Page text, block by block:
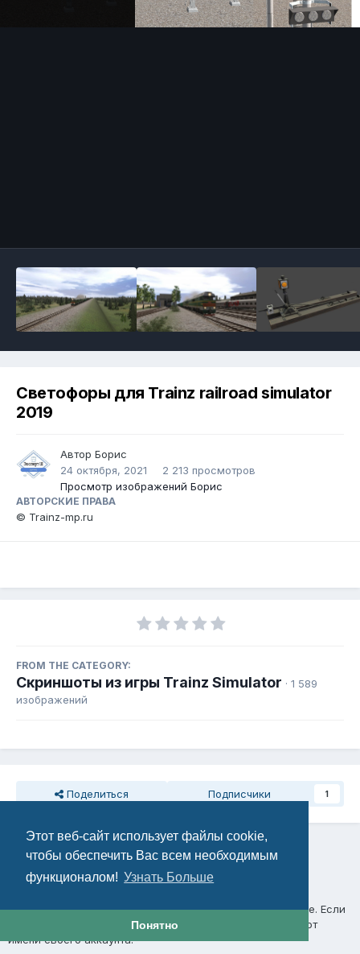
Этот веб-сайт использует файлы cookie,
чтобы обеспечить Вас всем необходимым
функционалом! Узнать Больше
Понятно
Светофоры для Trainz railroad simulator
2019
Автор Борис
24 октября, 2021
2 213 просмотров
Просмотр изображений Борис
АВТОРСКИЕ ПРАВА
© Trainz-mp.ru
FROM THE CATEGORY:
Скриншоты из игры Trainz Simulator · 1 589
изображений
Поделиться Подписчики 1
Комментариев нет
Вы можете написать сейчас и зарегистрироваться позже. Если
авторизуйтесь
, чтобы опубликовать от
имени своего аккаунта.